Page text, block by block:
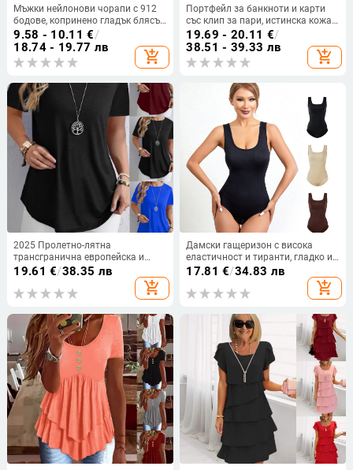
Мъжки нейлонови чорапи с 912
бодове, копринено гладък блясък,
открит интимен дизайн
9.58 - 10.11 €/
18.74 - 19.77 лв
add_shopping_cart
Портфейл за банкноти и карти
със клип за пари, истинска кожа,
първи слой телешка кожа, бизнес
стил, едноцветен, марка Famous
craftsman family
19.69 - 20.11 €/
38.51 - 39.33 лв
add_shopping_cart
2025 Пролетно-лятна
трансгранична европейска и
американска Amazon Wish Export
Нова пролетно-лятна тениска с
чист цвят и елегантни копчета за
19.61 €/38.35 лв
add_shopping_cart
Дамски гащеризон с висока
еластичност и тиранти, гладко и
нежно домашно облекло, тънка
талия и дишащо оформящо
тялото облекло от цял ​​свят
17.81 €/34.83 лв
add_shopping_cart